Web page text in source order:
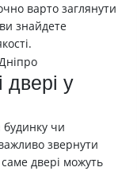
варто заглянути
знайдете
двері у
чи
звернути
двері можуть